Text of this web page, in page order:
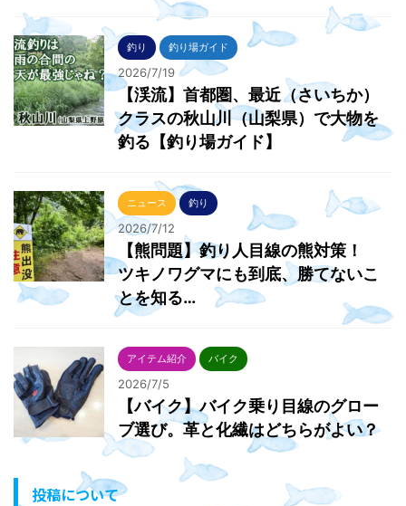
釣り 釣り場ガイド
2026/7/19
【渓流】首都圏、最近（さいちか）
クラスの秋山川（山梨県）で大物を
釣る【釣り場ガイド】
ニュース 釣り
2026/7/12
【熊問題】釣り人目線の熊対策！
ツキノワグマにも到底、勝てないこ
とを知る…
アイテム紹介 バイク
2026/7/5
【バイク】バイク乗り目線のグロー
ブ選び。革と化繊はどちらがよい？
投稿について